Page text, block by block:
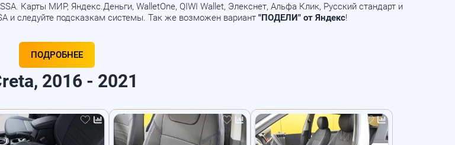
Карты МИР, Яндекс.Деньги, WalletOne, QIWI Wallet, Элекснет, Альфа Клик, Русский стандарт и
и следуйте подсказкам системы. Так же возможен вариант"ПОДЕЛИ" от Яндекс!
ПОДРОБНЕЕ
2016 - 2021